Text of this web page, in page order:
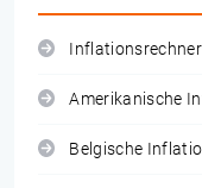
Inflationsrechner
Amerikanische
Belgische